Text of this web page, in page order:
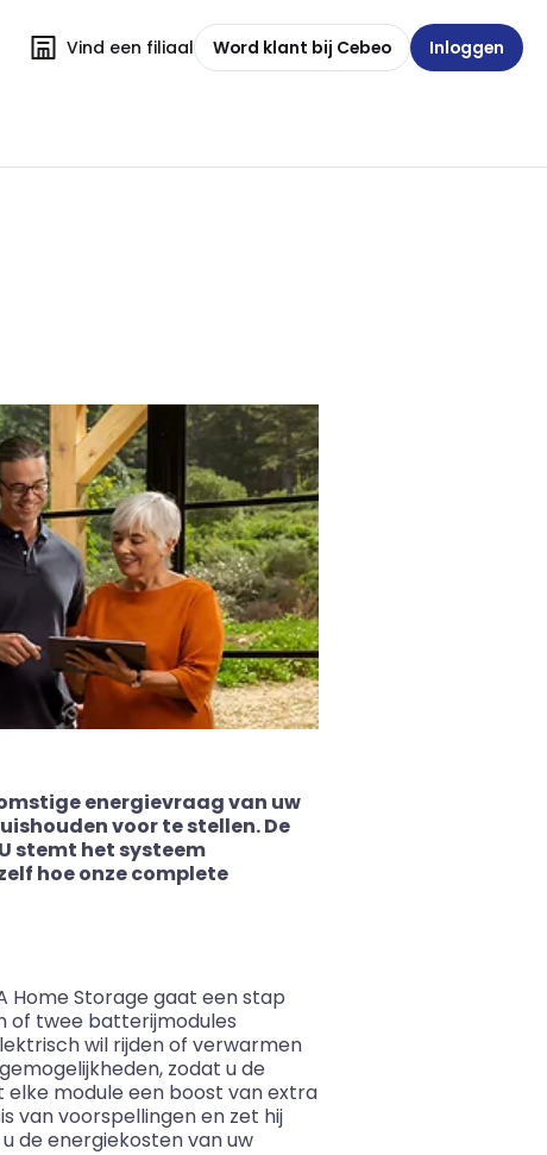
Vind een filiaal Word klant bij Cebeo Inloggen
energievraag van uw
voor te stellen. De
stemt het systeem
hoe onze complete
Home Storage gaat een stap
of twee batterijmodules
wil rijden of verwarmen
zodat u de
elke module een boost van extra
van voorspellingen en zet hij
de energiekosten van uw